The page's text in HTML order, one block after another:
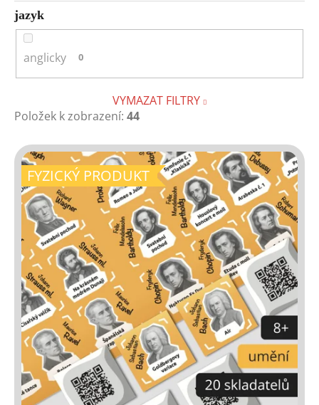
jazyk
anglicky 0
VYMAZAT FILTRY
Položek k zobrazení: 44
V
ý
p
p
o
d
u
k
ů
FYZICKÝ PRODUKT